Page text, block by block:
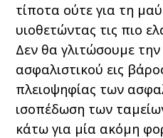
τίποτα ούτε για τη
υιοθετώντας τις πιο
Δεν θα γλιτώσουμε
ασφαλιστικού εις
πλειοψηφίας των
ισοπέδωση των
κάτω για μία ακόμη